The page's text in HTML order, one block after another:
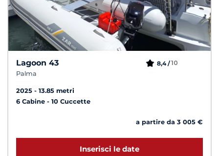
Lagoon 43
Palma
8,4 /10
2025
13.85 metri
6 Cabine
10 Cuccette
a partire da 3 005 €
Inserisci le date